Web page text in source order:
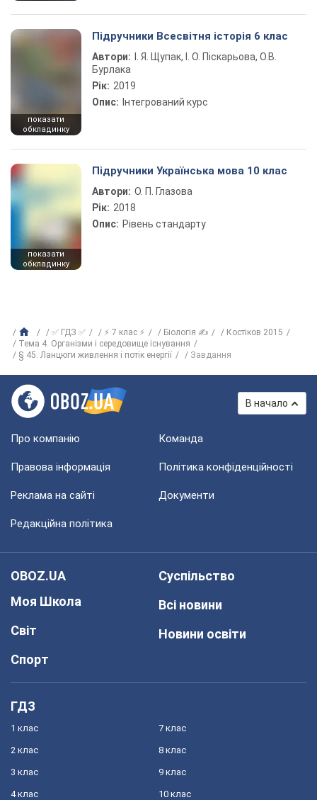
показати
обкладинку
Підручники Всесвітня історія 6 клас
Автори:
І. Я. Щупак, І. О. Піскарьова, О.В.
Бурлака
Рік: 2019
Опис: Інтегрований курс
показати
обкладинку
Підручники Українська мова 10 клас
Автори: О. П. Глазова
Рік: 2018
Опис: Рівень стандарту
✅ ГДЗ ✅ ⚡ 7 клас ⚡ Біологія ✍
Костіков 2015
Тема 4. Організми і середовище існування
§ 45. Ланцюги живлення і потік енергії
Завдання
В начало
Про компанію Команда
Правова інформація Політика конфіденційності
Реклама на сайті Документи
Редакційна політика
OBOZ.UA
Моя Школа
Світ
Спорт
Суспільство
Всі новини
Новини освіти
ГДЗ
1 клас
2 клас
3 клас
4 клас
7 клас
8 клас
9 клас
10 клас